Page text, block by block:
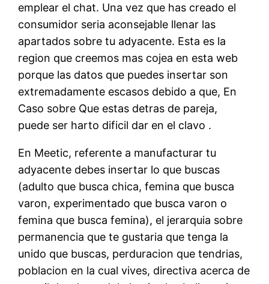
emplear el chat. Una vez que has creado el
consumidor seria aconsejable llenar las
apartados sobre tu adyacente. Esta es la
region que creemos mas cojea en esta web
porque las datos que puedes insertar son
extremadamente escasos debido a que, En
Caso sobre Que estas detras de pareja,
puede ser harto dificil dar en el clavo .
En Meetic, referente a manufacturar tu
adyacente debes insertar lo que buscas
(adulto que busca chica, femina que busca
varon, experimentado que busca varon o
femina que busca femina), el jerarquia sobre
permanencia que te gustaria que tenga la
unido que buscas, perduracion que tendrias,
poblacion en la cual vives, directiva acerca de